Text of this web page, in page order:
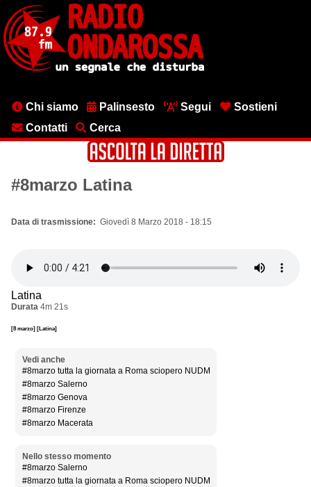
contenuto
principale
MenuChi siamo Palinsesto Segui
Sostieni
Contatti
Cerca
#8marzo Latina
Data di trasmissione Giovedì 8 Marzo 2018 - 18:15
Latina
Durata 4m 21s
[8 marzo] [Latina]
Vedi anche
#8marzo tutta la giornata a Roma sciopero NUDM
#8marzo Salerno
#8marzo Genova
#8marzo Firenze
#8marzo Macerata
Nello stesso momento
#8marzo Salerno
#8marzo tutta la giornata a Roma sciopero NUDM